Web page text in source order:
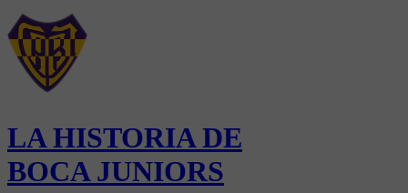
LA HISTORIA DE
BOCA JUNIORS